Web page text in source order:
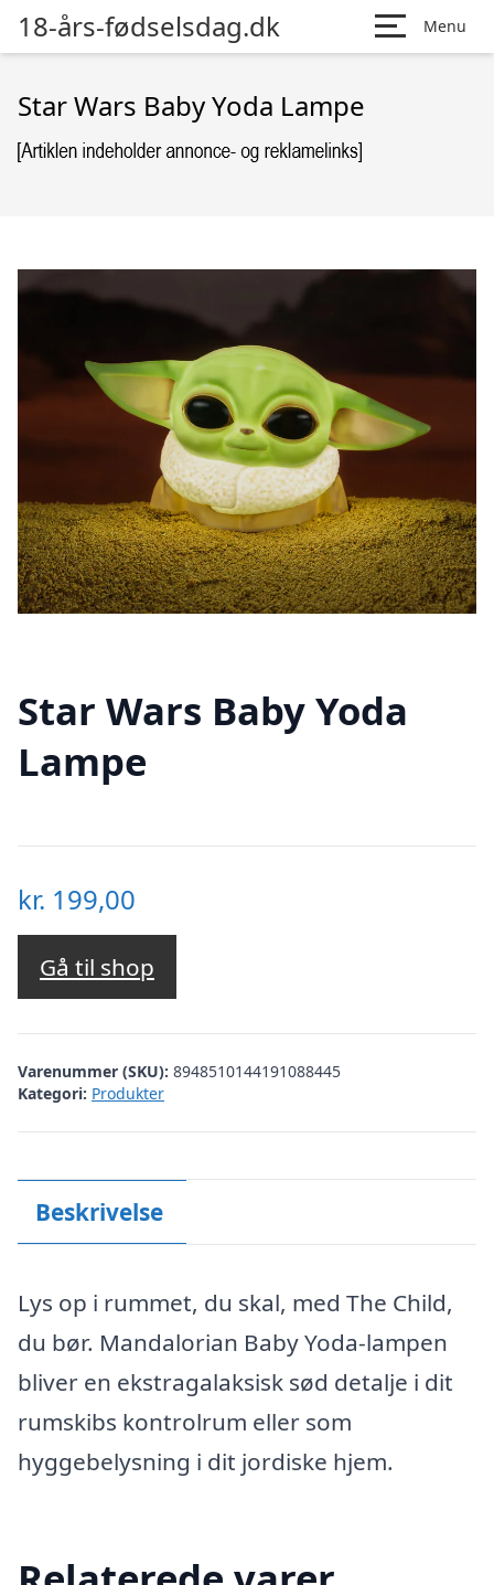
18-års-fødselsdag.dk Menu
Star Wars Baby Yoda Lampe
Star Wars Baby Yoda
Lampe
kr. 199,00
Gå til shop
Varenummer (SKU): 8948510144191088445
Kategori: Produkter
Beskrivelse
Lys op i rummet, du skal, med The Child,
du bør. Mandalorian Baby Yoda-lampen
bliver en ekstragalaksisk sød detalje i dit
rumskibs kontrolrum eller som
hyggebelysning i dit jordiske hjem.